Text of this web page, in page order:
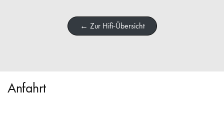
← Zur Hifi-Übersicht
Anfahrt